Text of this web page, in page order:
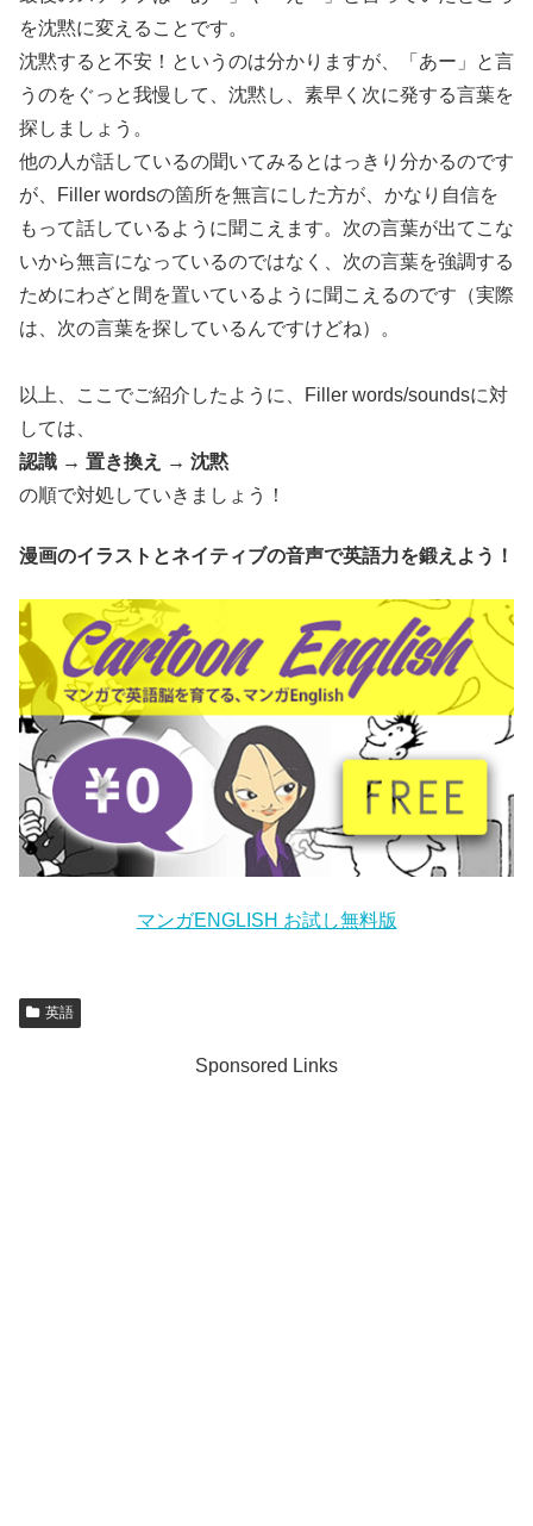
を沈黙に変えることです。
沈黙すると不安！というのは分かりますが、「あー」と言
うのをぐっと我慢して、沈黙し、素早く次に発する言葉を
探しましょう。
他の人が話しているの聞いてみるとはっきり分かるのです
が、Filler wordsの箇所を無言にした方が、かなり自信を
もって話しているように聞こえます。次の言葉が出てこな
いから無言になっているのではなく、次の言葉を強調する
ためにわざと間を置いているように聞こえるのです（実際
は、次の言葉を探しているんですけどね）。
以上、ここでご紹介したように、Filler words/soundsに対
しては、
認識 → 置き換え → 沈黙
の順で対処していきましょう！
漫画のイラストとネイティブの音声で英語力を鍛えよう！
マンガENGLISH お試し無料版
英語
Sponsored Links